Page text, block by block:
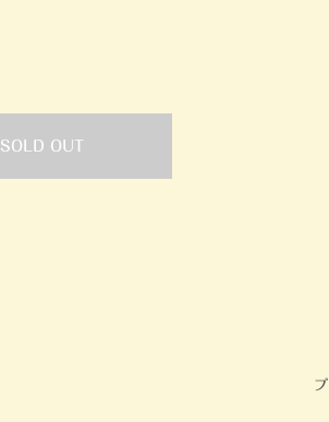
SOLD OUT